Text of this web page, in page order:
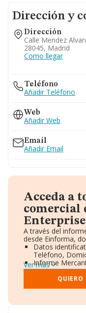
Dirección y
Dirección
Calle Mendez
28045, Madrid
Como llegar
Teléfono
Añadir Teléfono
Web
Añadir Web
Email
Añadir Email
Acceda a
comercial
Enterprise
A través del
desde Einforma,
Datos
Teléfono,
Informe
Gráficos de
Consejo de
Directivos y
Ver más
QUIERO